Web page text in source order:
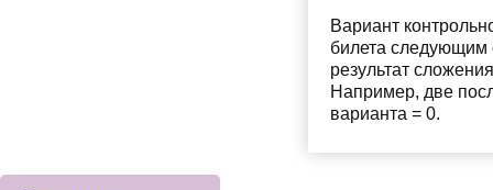
Вариант
билета следующим
результат
Например, две
варианта = 0.